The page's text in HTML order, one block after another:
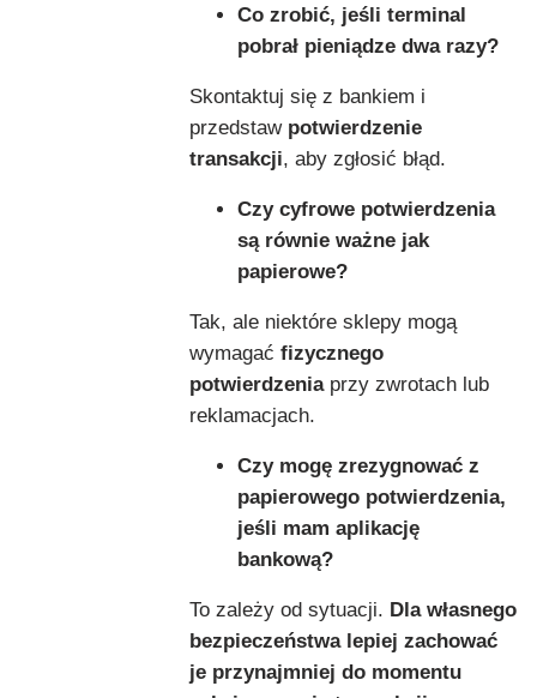
Co zrobić, jeśli terminal
pobrał pieniądze dwa razy?
Skontaktuj się z bankiem i
przedstaw potwierdzenie
transakcji, aby zgłosić błąd.
Czy cyfrowe potwierdzenia
są równie ważne jak
papierowe?
Tak, ale niektóre sklepy mogą
wymagać fizycznego
potwierdzeniaprzy zwrotach lub
reklamacjach.
Czy mogę zrezygnować z
papierowego potwierdzenia,
jeśli mam aplikację
bankową?
To zależy od sytuacji. Dla własnego
bezpieczeństwa lepiej zachować
je przynajmniej do momentu